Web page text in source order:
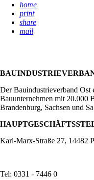
home
print
share
mail
Der Bauindustrieverband Ost
Bauunternehmen mit 20.000
Brandenburg, Sachsen und
Karl-Marx-Straße 27, 14482
Tel: 0331 - 7446 0